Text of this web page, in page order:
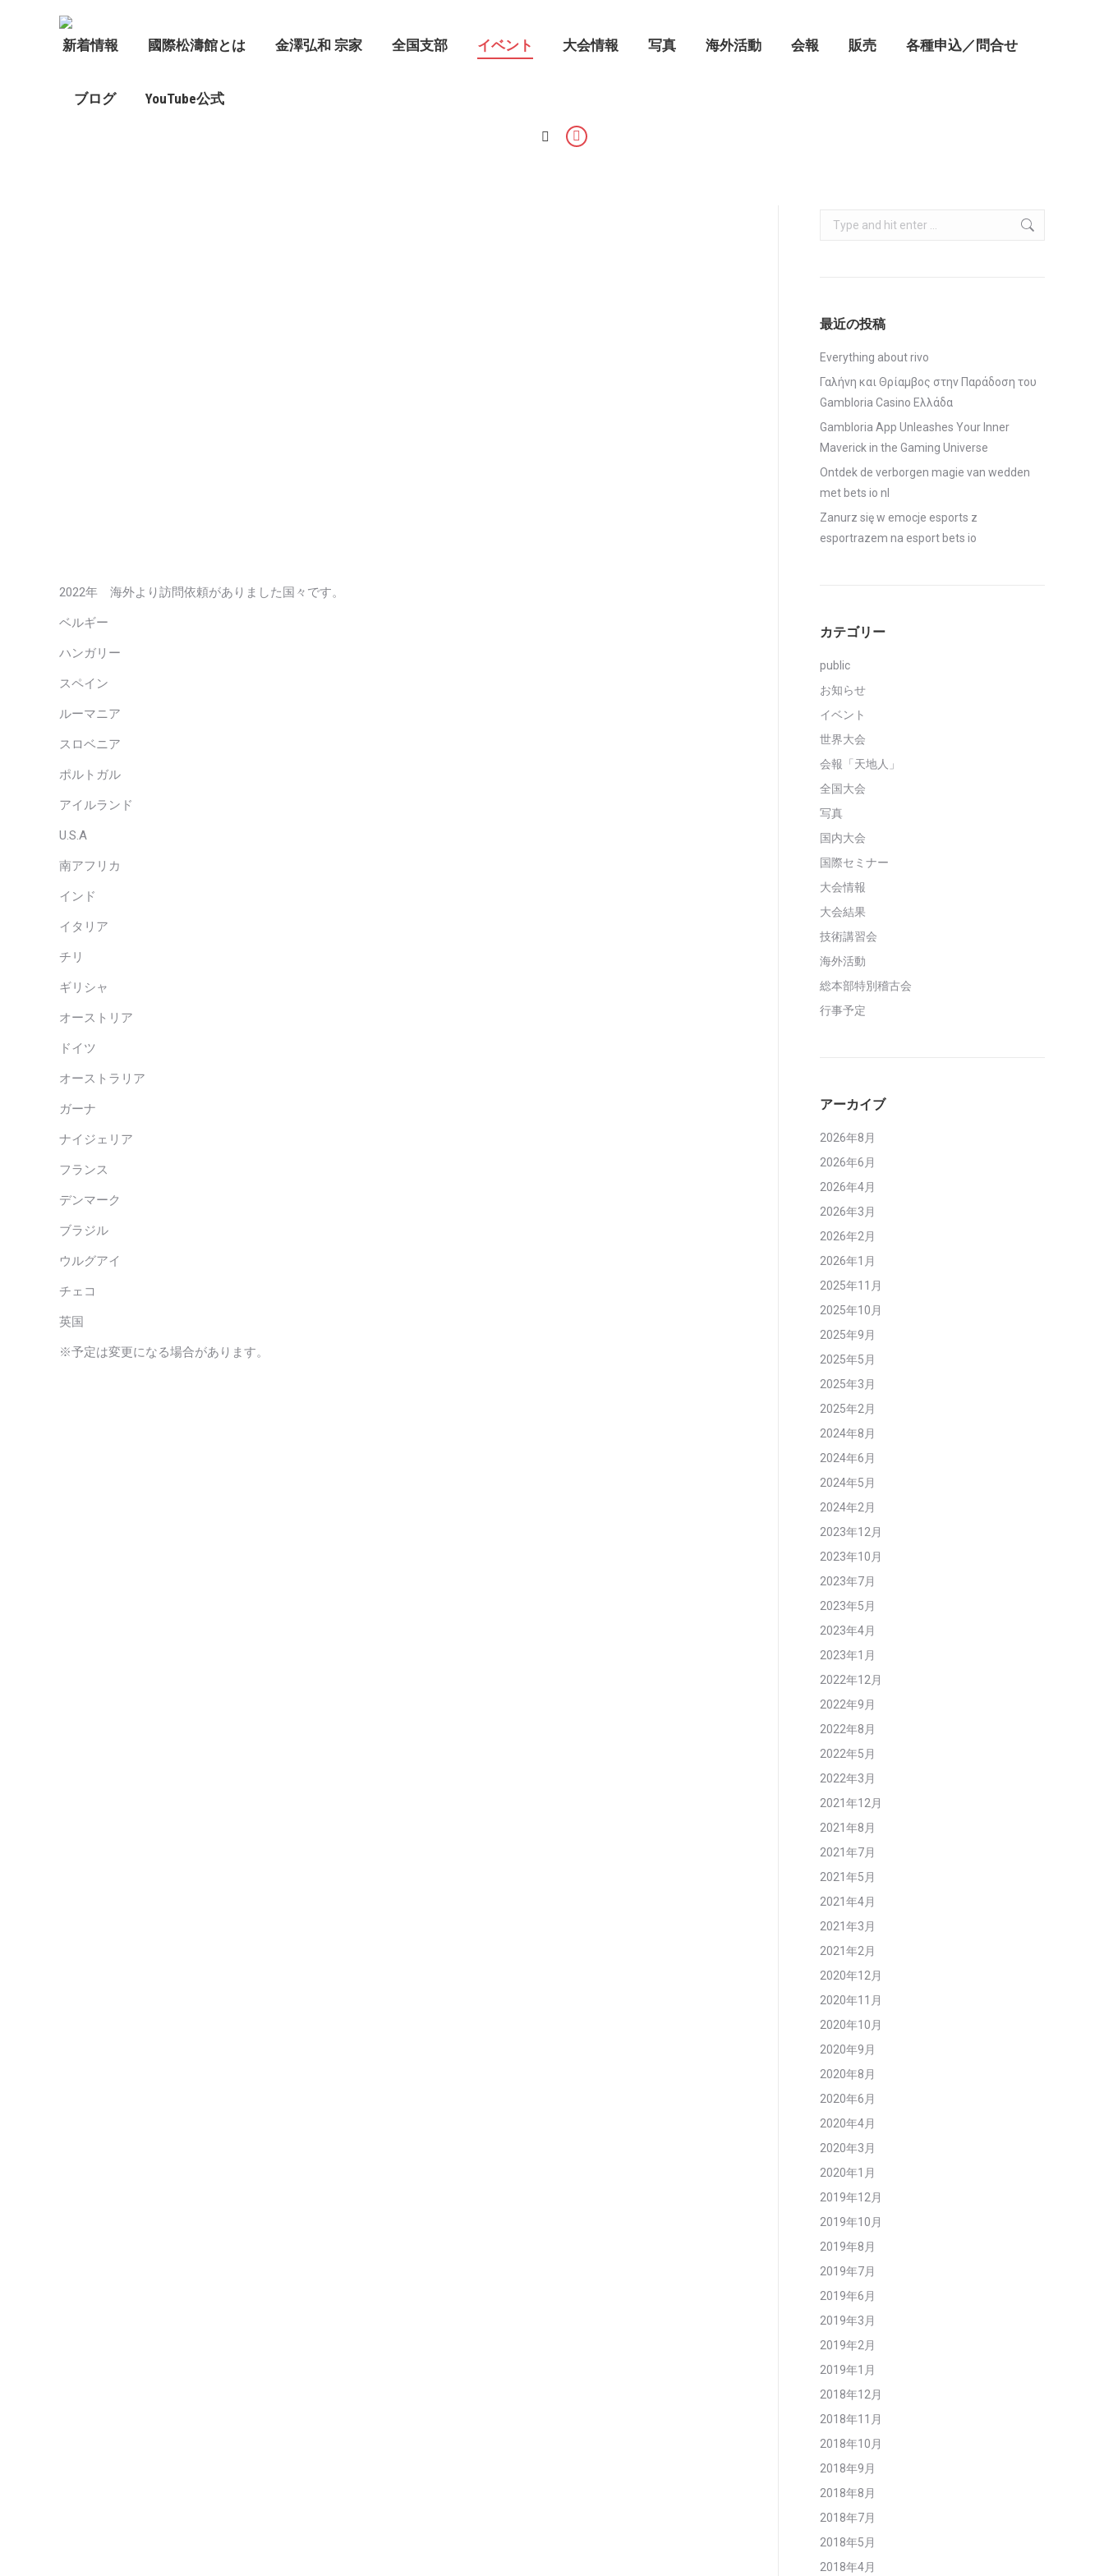
新着情報 國際松濤館とは 金澤弘和 宗家 全国支部 イベント 大会情報 写真 海外活動 会報 販売 各種申込／問合せ
ブログ YouTube公式
Search:Facebook
2022年 海外より訪問依頼がありました国々です。
ベルギー
ハンガリー
スペイン
ルーマニア
スロベニア
ポルトガル
アイルランド
U.S.A
南アフリカ
インド
イタリア
チリ
ギリシャ
オーストリア
ドイツ
オーストラリア
ガーナ
ナイジェリア
フランス
デンマーク
ブラジル
ウルグアイ
チェコ
英国
※予定は変更になる場合があります。
Search:
最近の投稿
Everything about rivo
Γαλήνη και Θρίαμβος στην Παράδοση του
Gambloria Casino Ελλάδα
Gambloria App Unleashes Your Inner
Maverick in the Gaming Universe
Ontdek de verborgen magie van wedden
met bets io nl
Zanurz się w emocje esports z
esportrazem na esport bets io
カテゴリー
public
お知らせ
イベント
世界大会
会報「天地人」
全国大会
写真
国内大会
国際セミナー
大会情報
大会結果
技術講習会
海外活動
総本部特別稽古会
行事予定
アーカイブ
2026年8月
2026年6月
2026年4月
2026年3月
2026年2月
2026年1月
2025年11月
2025年10月
2025年9月
2025年5月
2025年3月
2025年2月
2024年8月
2024年6月
2024年5月
2024年2月
2023年12月
2023年10月
2023年7月
2023年5月
2023年4月
2023年1月
2022年12月
2022年9月
2022年8月
2022年5月
2022年3月
2021年12月
2021年8月
2021年7月
2021年5月
2021年4月
2021年3月
2021年2月
2020年12月
2020年11月
2020年10月
2020年9月
2020年8月
2020年6月
2020年4月
2020年3月
2020年1月
2019年12月
2019年10月
2019年8月
2019年7月
2019年6月
2019年3月
2019年2月
2019年1月
2018年12月
2018年11月
2018年10月
2018年9月
2018年8月
2018年7月
2018年5月
2018年4月